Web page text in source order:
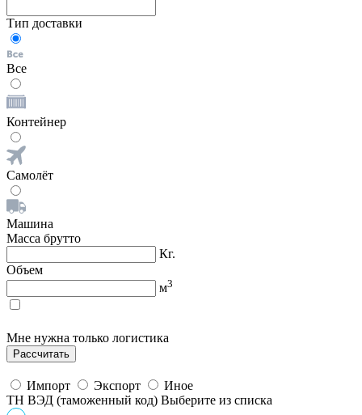
Тип доставки
Все
Контейнер
Самолёт
Машина
Масса брутто
Кг.
Объем
м3
Мне нужна только логистика
Импорт Экспорт
Иное
ТН ВЭД (таможенный код) Выберите из списка